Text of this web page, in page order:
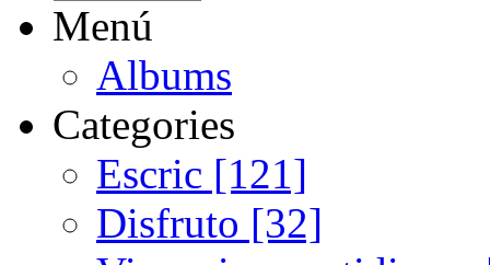
Menú
Albums
Categories
Escric [121]
Disfruto [32]